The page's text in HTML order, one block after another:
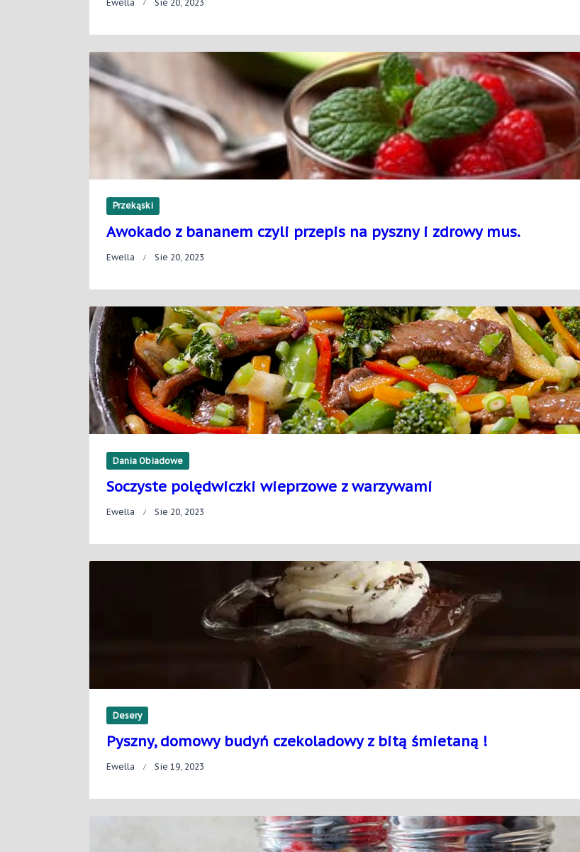
Ewella Sie 20, 2023
Przekąski
Awokado z bananem czyli przepis na pyszny i zdrowy mus.
Ewella Sie 20, 2023
Dania Obiadowe
Soczyste polędwiczki wieprzowe z warzywami
Ewella Sie 20, 2023
Desery
Pyszny, domowy budyń czekoladowy z bitą śmietaną !
Ewella Sie 19, 2023